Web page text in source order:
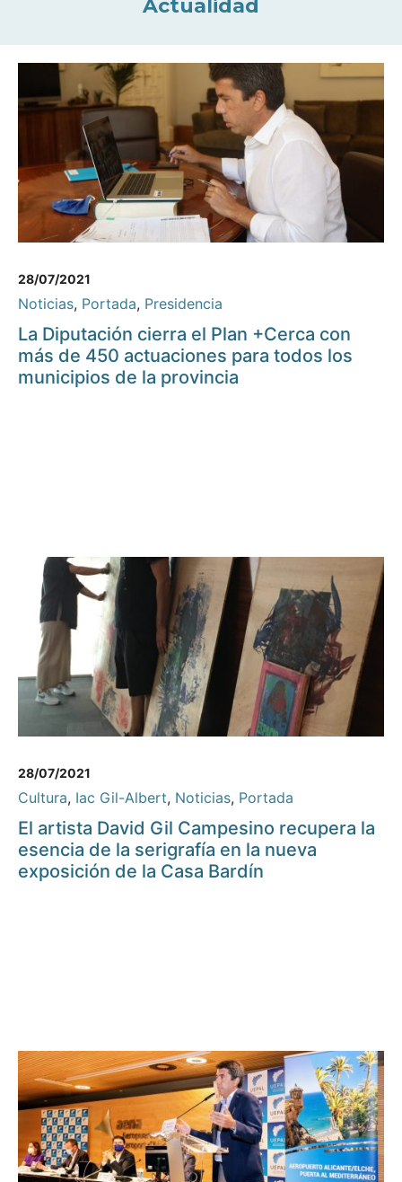
Actualidad
28/07/2021
Noticias, Portada, Presidencia
La Diputación cierra el Plan +Cerca con
más de 450 actuaciones para todos los
municipios de la provincia
28/07/2021
Cultura, Iac Gil-Albert, Noticias, Portada
El artista David Gil Campesino recupera la
esencia de la serigrafía en la nueva
exposición de la Casa Bardín